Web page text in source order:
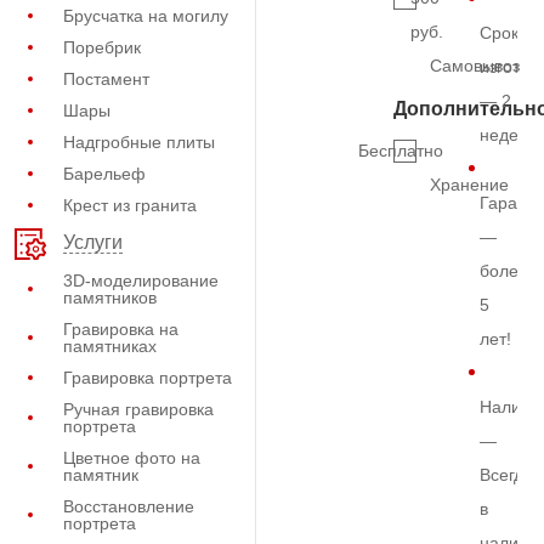
Брусчатка на могилу
Поребрик
Постамент
Шары
Надгробные плиты
Барельеф
Крест из гранита
Услуги
3D-моделирование
памятников
Гравировка на
памятниках
Гравировка портрета
Ручная гравировка
портрета
Цветное фото на
памятник
Восстановление
портрета
руб.
Самовывоз
Бесплатно
Хранение
Срок
— 2
недели
—
более
5
лет!
—
Всегда
в